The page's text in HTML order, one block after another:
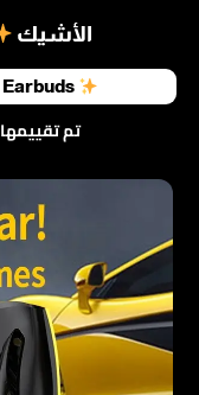
الأشيك
Bumblebee lamborghini Earbuds
تم تقييمها (671) من